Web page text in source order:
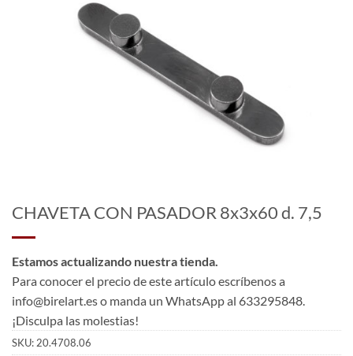
CHAVETA CON PASADOR 8x3x60 d. 7,5
Estamos actualizando nuestra tienda.
Para conocer el precio de este artículo escríbenos a
info@birelart.es o manda un WhatsApp al 633295848.
¡Disculpa las molestias!
SKU: 20.4708.06